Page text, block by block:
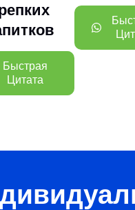
Быстрая
Цитата